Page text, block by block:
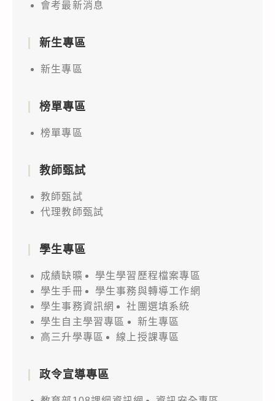
會考最新消息
新生專區
新生專區
榜單專區
榜單專區
教師甄試
教師甄試
代理教師甄試
學生專區
成績缺曠
學生學習歷程檔案專區
學生手冊
學生事務與轉導工作網
學生事務資訊網
社團選填系統
學生自主學習專區
新生專區
高三升學專區
線上授課專區
政令宣導專區